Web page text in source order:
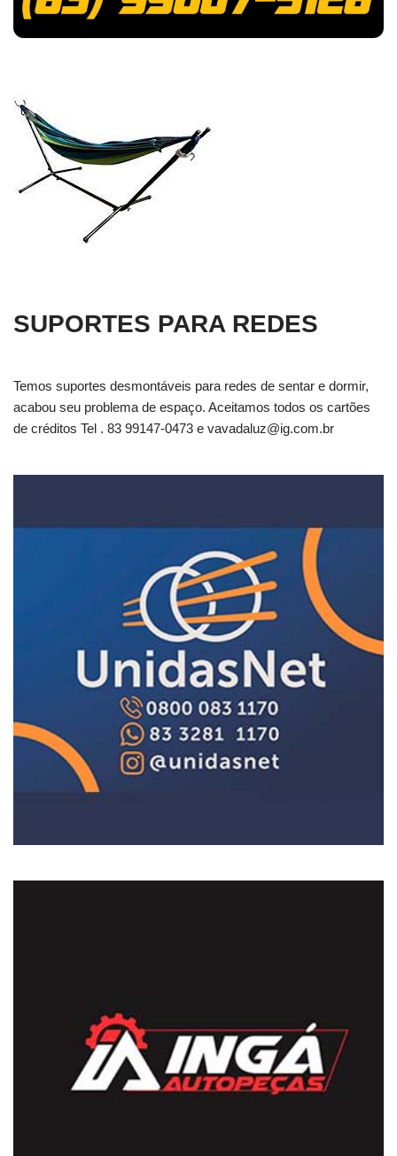
SUPORTES PARA REDES
Temos suportes desmontáveis para redes de sentar e dormir,
acabou seu problema de espaço. Aceitamos todos os cartões
de créditos Tel . 83 99147-0473 e vavadaluz@ig.com.br